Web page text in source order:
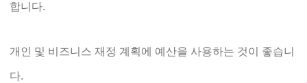
합니다.
개인 및 비즈니스 재정 계획에 예산을 사용하는 것이 좋습니
다.